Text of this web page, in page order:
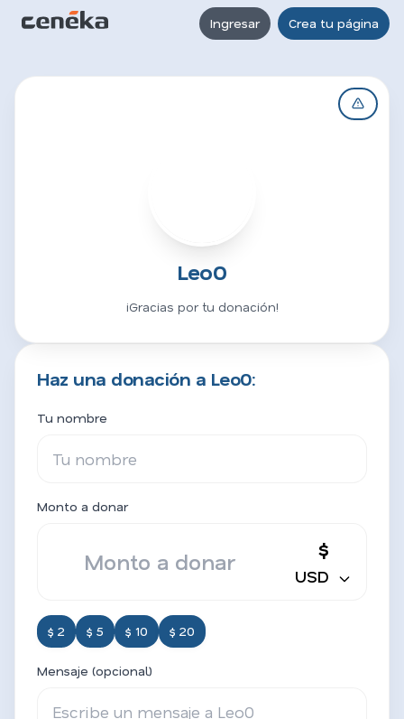
Ingresar Crea tu página
Leo0
¡Gracias por tu donación!
Haz una donación a Leo0:
Tu nombre
Monto a donar
$
USD
$ 2 $ 5 $ 10 $ 20
Mensaje (opcional)